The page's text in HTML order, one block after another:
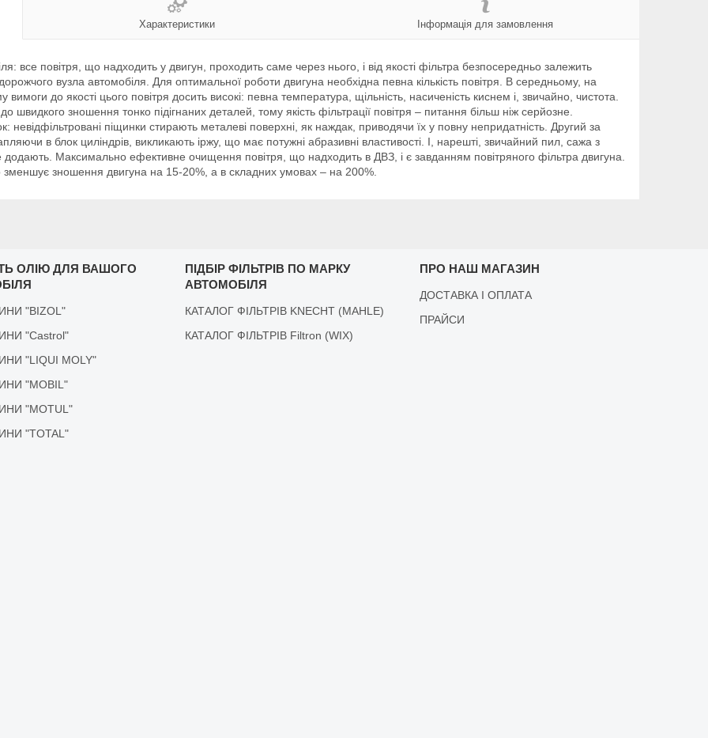
Характеристики Інформація для замовлення
все повітря, що надходить у двигун, проходить саме через нього, і від якості фільтра безпосередньо залежить
вузла автомобіля. Для оптимальної роботи двигуна необхідна певна кількість повітря. В середньому, на
до якості цього повітря досить високі: певна температура, щільність, насиченість киснем і, звичайно, чистота.
швидкого зношення тонко підігнаних деталей, тому якість фільтрації повітря – питання більш ніж серйозне.
піщинки стирають металеві поверхні, як наждак, приводячи їх у повну непридатність. Другий за
в блок циліндрів, викликають іржу, що має потужні абразивні властивості. І, нарешті, звичайний пил, сажа з
додають. Максимально ефективне очищення повітря, що надходить в ДВЗ, і є завданням повітряного фільтра двигуна.
зменшує зношення двигуна на 15-20%, а в складних умовах – на 200%.
ОЛІЮ ДЛЯ ВАШОГО
"BIZOL"
"Castrol"
"LIQUI MOLY"
"MOBIL"
"MOTUL"
"TOTAL"
ПІДБІР ФІЛЬТРІВ ПО МАРКУ
АВТОМОБІЛЯ
КАТАЛОГ ФІЛЬТРІВ KNECHT (MAHLE)
КАТАЛОГ ФІЛЬТРІВ Filtron (WIX)
ПРО НАШ МАГАЗИН
ДОСТАВКА І ОПЛАТА
ПРАЙСИ